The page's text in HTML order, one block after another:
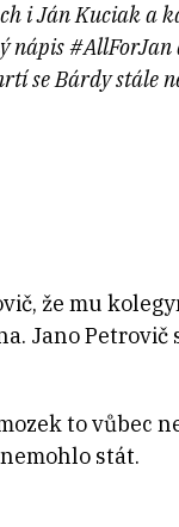
i Ján Kuciak a
se Bárdy stále
že mu
Jano Petrovič
to vůbec
stát.